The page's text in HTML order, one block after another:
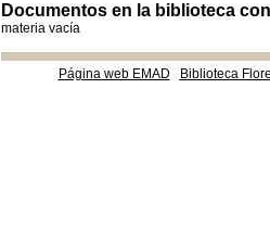
Documentos en la biblioteca
materia vacía
Página web EMAD Biblioteca